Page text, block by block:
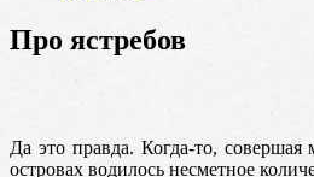
Про ястребов
Да это правда. Когда-то,
островах водилось несметное